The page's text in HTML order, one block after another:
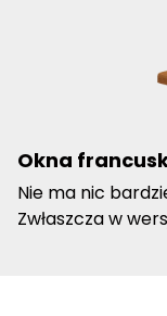
Okna
Nie ma nic
Zwłaszcza w